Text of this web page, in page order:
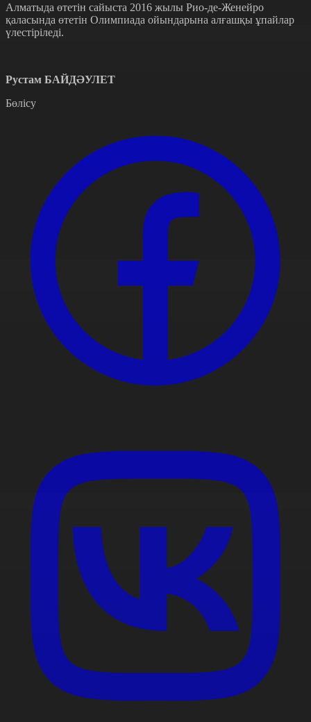
Алматыда өтетін сайыста 2016 жылы Рио-де-Женейро
қаласында өтетін Олимпиада ойындарына алғашқы ұпайлар
үлестіріледі.
Рустам БАЙДӘУЛЕТ
Бөлісу